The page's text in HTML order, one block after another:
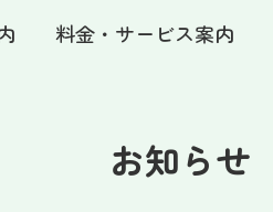
料金・サービス案内
お知らせ